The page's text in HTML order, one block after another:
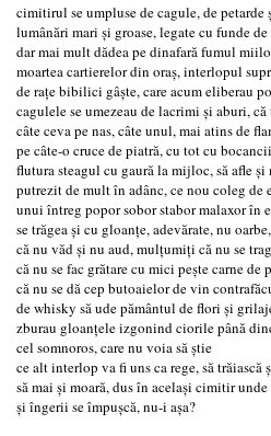
cimitirul se umpluse de cagule, de petarde
lumânări mari și groase, legate cu funde
dar mai mult dădea pe dinafară fumul
moartea cartierelor din oraș, interlopul
de rațe bibilici gâște, care acum eliberau
cagulele se umezeau de lacrimi și aburi,
câte ceva pe nas, câte unul, mai atins de
pe câte-o cruce de piatră, cu tot cu
flutura steagul cu gaură la mijloc, să afle
putrezit de mult în adânc, ce nou coleg
unui întreg popor sobor stabor malaxor în
se trăgea și cu gloanțe, adevărate, nu
că nu văd și nu aud, mulțumiți că nu se
că nu se fac grătare cu mici pește carne de
că nu se dă cep butoaielor de vin
de whisky să ude pământul de flori și
zburau gloanțele izgonind ciorile până
cel somnoros, care nu voia să știe
ce alt interlop va fi uns ca rege, să trăiască
să mai și moară, dus în același cimitir unde
și îngerii se împușcă, nu-i așa?